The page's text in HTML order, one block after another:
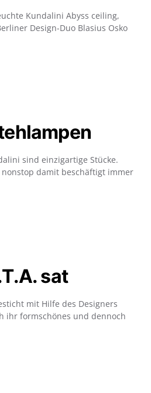
Kundalini Abyss ceiling,
Design-Duo Blasius Osko
sind einzigartige Stücke.
damit beschäftigt immer
sat
mit Hilfe des Designers
ihr formschönes und dennoch